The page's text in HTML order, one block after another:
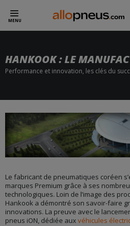
MENU
HANKOOK : LE
Performance et innovation, les clés du
Le fabricant de pneumatiques coréen
marques Premium grâce à ses
technologiques. Loin de l’image des
Hankook a démontré son savoir-faire
innovations. La preuve avec le
pneus iON, dédiée auxvéhicules